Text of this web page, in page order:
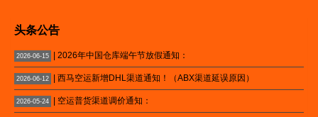
头条公告
2026-06-15 | 2026年中国仓库端午节放假通知：
2026-06-12 | 西马空运新增DHL渠道通知！（ABX渠道延误原因）
2026-05-24 | 空运普货渠道调价通知：